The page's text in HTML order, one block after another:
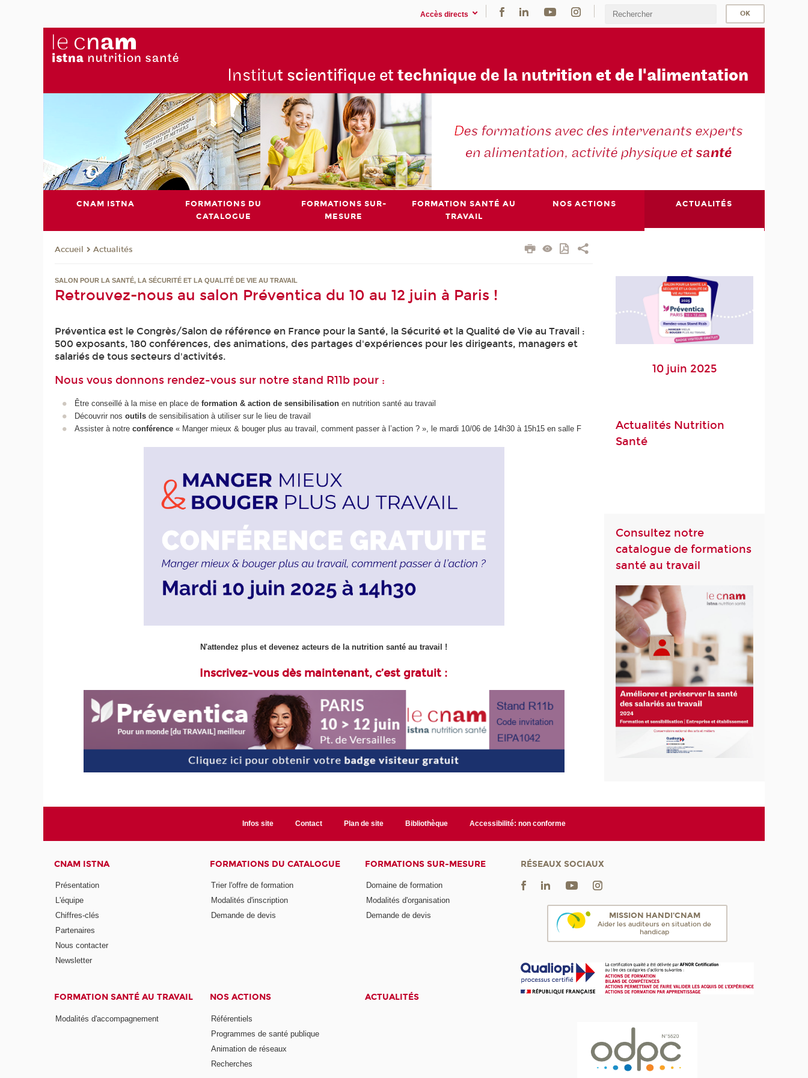
Accès directs
Institut scientifique et technique de la nutrition et de l'alimentation
CNAM ISTNA
FORMATIONS DU
CATALOGUE
FORMATIONS SUR-
MESURE
FORMATION SANTÉ AU
TRAVAIL
NOS ACTIONS ACTUALITÉS
Accueil Actualités
SALON POUR LA SANTÉ, LA SÉCURITÉ ET LA QUALITÉ DE VIE AU TRAVAIL
Retrouvez-nous au salon Préventica du 10 au 12 juin à Paris !
Préventica est le Congrès/Salon de référence en France pour la Santé, la Sécurité et la Qualité de Vie au Travail :
500 exposants, 180 conférences, des animations, des partages d'expériences pour les dirigeants, managers et
salariés de tous secteurs d'activités.
Nous vous donnons rendez-vous sur notre stand R11b pour :
Être conseillé à la mise en place de formation & action de sensibilisationen nutrition santé au travail
Découvrir nos outilsde sensibilisation à utiliser sur le lieu de travail
Assister à notre conférence « Manger mieux & bouger plus au travail, comment passer à l’action ? », le mardi 10/06 de 14h30 à 15h15 en salle F
N'attendez plus et devenez acteurs de la nutrition santé au travail !
Inscrivez-vous dès maintenant, c’est gratuit :
10 juin 2025
Actualités Nutrition
Santé
Consultez notre
catalogue de formations
santé au travail
Infos site Contact Plan de site Bibliothèque Accessibilité: non conforme
CNAM ISTNA
Présentation
L'équipe
Chiffres-clés
Partenaires
Nous contacter
Newsletter
FORMATIONS DU CATALOGUE
Trier l'offre de formation
Modalités d'inscription
Demande de devis
FORMATIONS SUR-MESURE
Domaine de formation
Modalités d'organisation
Demande de devis
FORMATION SANTÉ AU TRAVAIL
Modalités d'accompagnement
NOS ACTIONS
Référentiels
Programmes de santé publique
Animation de réseaux
Recherches
ACTUALITÉS
RÉSEAUX SOCIAUX
MISSION HANDI'CNAM
Aider les auditeurs en situation de
handicap